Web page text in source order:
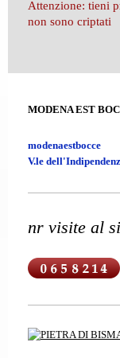
Attenzione: tieni
non sono criptati
MODENA EST
modenaestbocce
V.le
nr visite al